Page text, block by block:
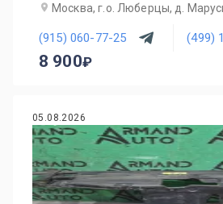
Москва, г.о. Люберцы, д.
(915) 060-77-25 (499)
8 900
05.08.2026